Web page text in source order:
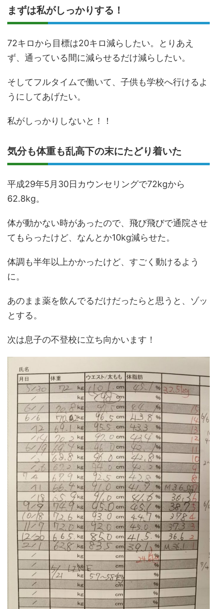
まずは私がしっかりする！
72キロから目標は20キロ減らしたい。とりあえ
ず、通っている間に減らせるだけ減らしたい。
そしてフルタイムで働いて、子供も学校へ行けるよ
うにしてあげたい。
私がしっかりしないと！！
気分も体重も乱高下の末にたどり着いた
平成29年5月30日カウンセリングで72kgから
62.8kg。
体が動かない時があったので、飛び飛びで通院させ
てもらったけど、なんとか10kg減らせた。
体調も半年以上かかったけど、すごく動けるよう
に。
あのまま薬を飲んでるだけだったらと思うと、ゾッ
とする。
次は息子の不登校に立ち向かいます！